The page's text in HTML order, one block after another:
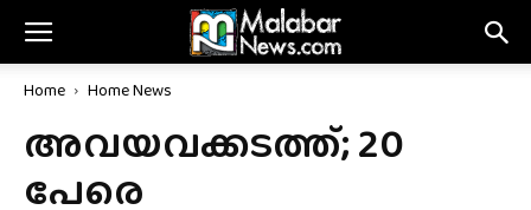
Home Home News
അവയവക്കടത്ത്; 20
പേരെ